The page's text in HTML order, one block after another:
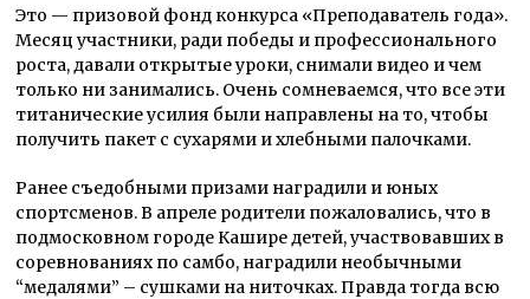
Это — призовой фонд конкурса «Преподаватель года».
Месяц участники, ради победы и профессионального
роста, давали открытые уроки, снимали видео и чем
только ни занимались. Очень сомневаемся, что все эти
титанические усилия были направлены на то, чтобы
получить пакет с сухарями и хлебными палочками.
Ранее съедобными призами наградили и юных
спортсменов. В апреле родители пожаловались, что в
подмосковном городе Кашире детей, участвовавших в
соревнованиях по самбо, наградили необычными
“медалями” – сушками на ниточках. Правда тогда всю